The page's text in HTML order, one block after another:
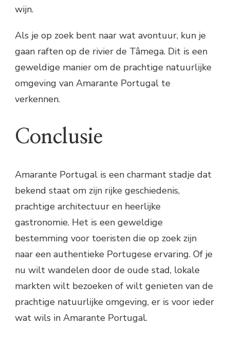
wijn.
Als je op zoek bent naar wat avontuur, kun je
gaan raften op de rivier de Tâmega. Dit is een
geweldige manier om de prachtige natuurlijke
omgeving van Amarante Portugal te
verkennen.
Conclusie
Amarante Portugal is een charmant stadje dat
bekend staat om zijn rijke geschiedenis,
prachtige architectuur en heerlijke
gastronomie. Het is een geweldige
bestemming voor toeristen die op zoek zijn
naar een authentieke Portugese ervaring. Of je
nu wilt wandelen door de oude stad, lokale
markten wilt bezoeken of wilt genieten van de
prachtige natuurlijke omgeving, er is voor ieder
wat wils in Amarante Portugal.